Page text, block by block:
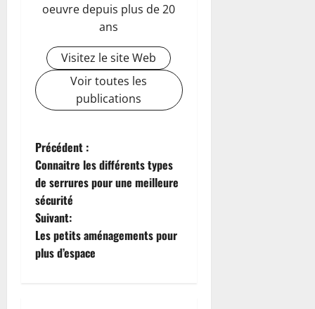
oeuvre depuis plus de 20
ans
Visitez le site Web
Voir toutes les
publications
N
a
v
i
g
Précédent :
Connaitre les différents types
de serrures pour une meilleure
sécurité
Suivant:
Les petits aménagements pour
plus d’espace